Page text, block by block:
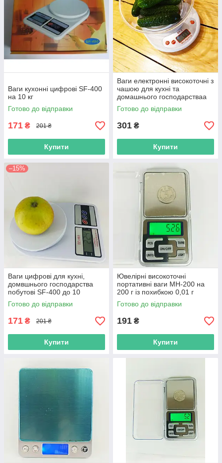
Ваги кухонні цифрові SF-400
на 10 кг
Готово до відправки
171 ₴ 201 ₴
Купити
Ваги електронні високоточні з
чашою для кухні та
домашнього господарстваа
до 5 кілограмів
Готово до відправки
301 ₴
Купити
–15%
Ваги цифрові для кухні,
домвшнього господарства
побутові SF-400 до 10
кілограмів
Готово до відправки
171 ₴ 201 ₴
Купити
Ювелірні високоточні
портативні ваги MH-200 на
200 г із похибкою 0,01 г
Готово до відправки
191 ₴
Купити